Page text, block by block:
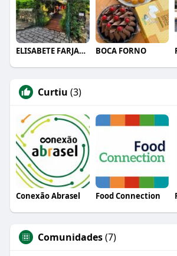
ELISABETE FARJALLA BOCA FORNO
Curtiu (3)
Conexão Abrasel Food Connection
Comunidades(7)